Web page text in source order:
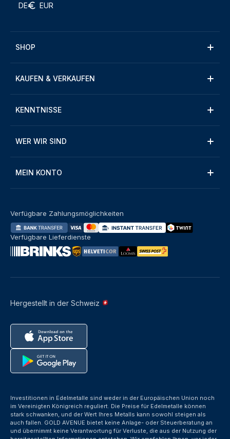
DE EUR
SHOP
KAUFEN & VERKAUFEN
KENNTNISSE
WER WIR SIND
MEIN KONTO
Hergestellt in der Schweiz
Verfügbare Zahlungsmöglichkeiten
Verfügbare Lieferdienste
Investitionen in Edelmetalle sind weder in der Europäischen Union noch
im Vereinigten Königreich reguliert. Die Preise für Edelmetalle können
stark schwanken, und der Wert Ihres Metalls kann sowohl steigen als
auch fallen. GOLD AVENUE bietet keine Anlage- oder Steuerberatung an
und übernimmt keine Verantwortung für Verluste, die aus der Nutzung der